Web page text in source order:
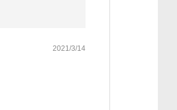
2021/3/14